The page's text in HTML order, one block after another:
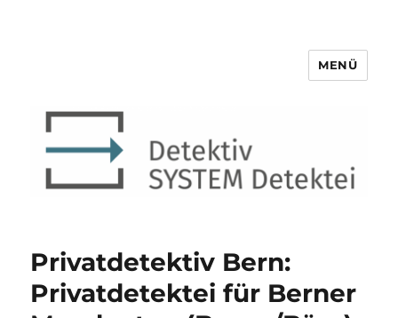
Detektiv SYSTEM Detektei ®
MENÜ
Privatdetektiv Bern:
Privatdetektei für Berner